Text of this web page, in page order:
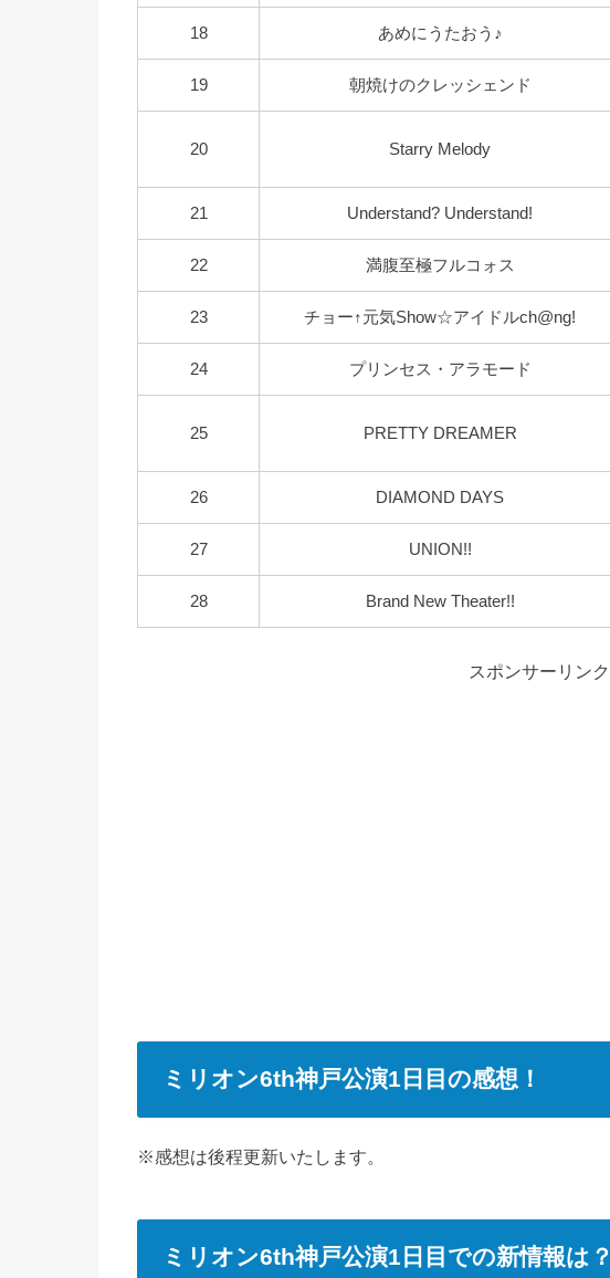
18 あめにうたおう♪
19 朝焼けのクレッシェンド
20 Starry Melody
21 Understand? Understand!
22 満腹至極フルコォス
23 チョー↑元気Show☆アイドルch@ng!
24 プリンセス・アラモード
25 PRETTY DREAMER
26 DIAMOND DAYS
27 UNION!!
28 Brand New Theater!!
スポンサーリンク
ミリオン6th神戸公演1日目の感想！
※感想は後程更新いたします。
ミリオン6th神戸公演1日目での新情報は？